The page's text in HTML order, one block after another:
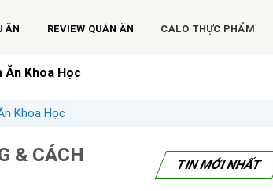
ĂN REVIEW QUÁN ĂN CALO THỰC PHẨM
Ăn Khoa Học
Khoa Học
& CÁCH
TIN MỚI NHẤT